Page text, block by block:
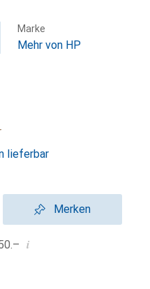
Marke
Mehr von HP
lieferbar
Merken
i